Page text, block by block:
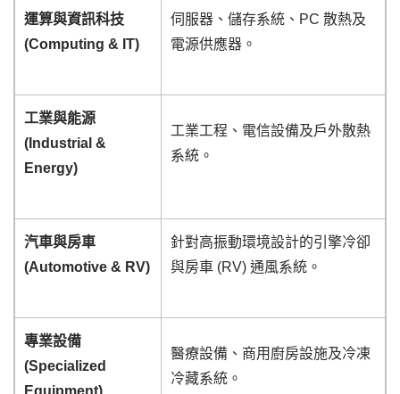
運算與資訊科技
(Computing & IT)
伺服器、儲存系統、PC 散熱及
電源供應器。
工業與能源
(Industrial &
Energy)
工業工程、電信設備及戶外散熱
系統。
汽車與房車
(Automotive & RV)
針對高振動環境設計的引擎冷卻
與房車 (RV) 通風系統。
專業設備
(Specialized
Equipment)
醫療設備、商用廚房設施及冷凍
冷藏系統。